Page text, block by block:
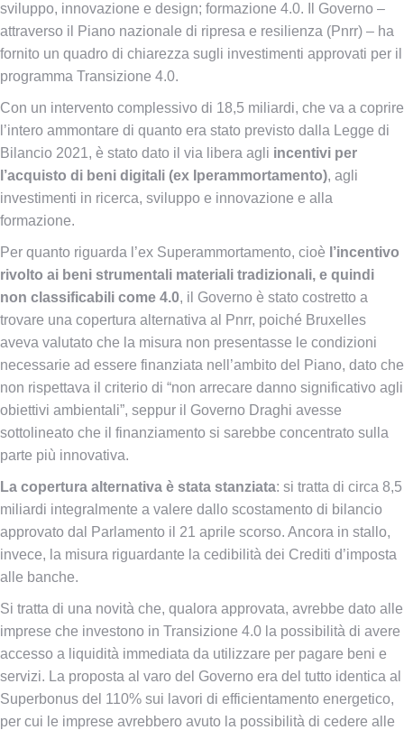
sviluppo, innovazione e design; formazione 4.0. Il Governo –
attraverso il Piano nazionale di ripresa e resilienza (Pnrr) – ha
fornito un quadro di chiarezza sugli investimenti approvati per il
programma Transizione 4.0.
Con un intervento complessivo di 18,5 miliardi, che va a coprire
l’intero ammontare di quanto era stato previsto dalla Legge di
Bilancio 2021, è stato dato il via libera agli incentivi per
l’acquisto di beni digitali (ex Iperammortamento), agli
investimenti in ricerca, sviluppo e innovazione e alla
formazione.
Per quanto riguarda l’ex Superammortamento, cioè l’incentivo
rivolto ai beni strumentali materiali tradizionali, e quindi
non classificabili come 4.0, il Governo è stato costretto a
trovare una copertura alternativa al Pnrr, poiché Bruxelles
aveva valutato che la misura non presentasse le condizioni
necessarie ad essere finanziata nell’ambito del Piano, dato che
non rispettava il criterio di “non arrecare danno significativo agli
obiettivi ambientali”, seppur il Governo Draghi avesse
sottolineato che il finanziamento si sarebbe concentrato sulla
parte più innovativa.
La copertura alternativa è stata stanziata: si tratta di circa 8,5
miliardi integralmente a valere dallo scostamento di bilancio
approvato dal Parlamento il 21 aprile scorso. Ancora in stallo,
invece, la misura riguardante la cedibilità dei Crediti d’imposta
alle banche.
Si tratta di una novità che, qualora approvata, avrebbe dato alle
imprese che investono in Transizione 4.0 la possibilità di avere
accesso a liquidità immediata da utilizzare per pagare beni e
servizi. La proposta al varo del Governo era del tutto identica al
Superbonus del 110% sui lavori di efficientamento energetico,
per cui le imprese avrebbero avuto la possibilità di cedere alle